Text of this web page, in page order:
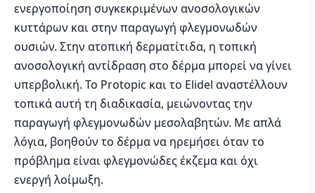
ενεργοποίηση συγκεκριμένων ανοσολογικών
κυττάρων και στην παραγωγή φλεγμονωδών
ουσιών. Στην ατοπική δερματίτιδα, η τοπική
ανοσολογική αντίδραση στο δέρμα μπορεί να γίνει
υπερβολική. Το Protopic και το Elidel αναστέλλουν
τοπικά αυτή τη διαδικασία, μειώνοντας την
παραγωγή φλεγμονωδών μεσολαβητών. Με απλά
λόγια, βοηθούν το δέρμα να ηρεμήσει όταν το
πρόβλημα είναι φλεγμονώδες έκζεμα και όχι
ενεργή λοίμωξη.